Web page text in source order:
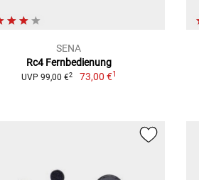
SENA
Rc4 Fernbedienung
UVP 99,00 €2 73,00 €1